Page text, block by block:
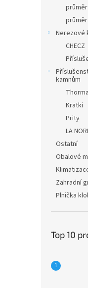
Nerezové
CHECZ
kamnům
Thorma
Kratki
Prity
LA
Ostatní
Obalové
Zahradní
Plnička
Top 10